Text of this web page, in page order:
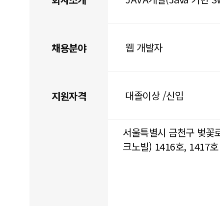
채용분야 웹 개발자
지원자격 대졸이상 /신입
서울특별시 금천구 벚꽃
크노빌) 1416호, 1417호